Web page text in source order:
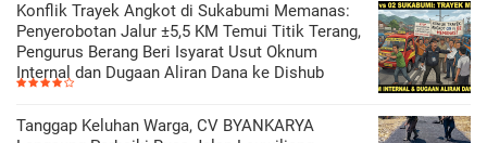
Konflik Trayek Angkot di Sukabumi Memanas:
Penyerobotan Jalur ±5,5 KM Temui Titik Terang,
Pengurus Berang Beri Isyarat Usut Oknum
Internal dan Dugaan Aliran Dana ke Dishub
Tanggap Keluhan Warga, CV BYANKARYA